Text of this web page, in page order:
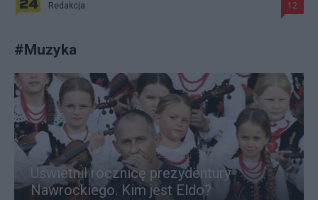
Redakcja 12
#Muzyka
Uświetnił rocznicę prezydentury
Nawrockiego. Kim jest Eldo?